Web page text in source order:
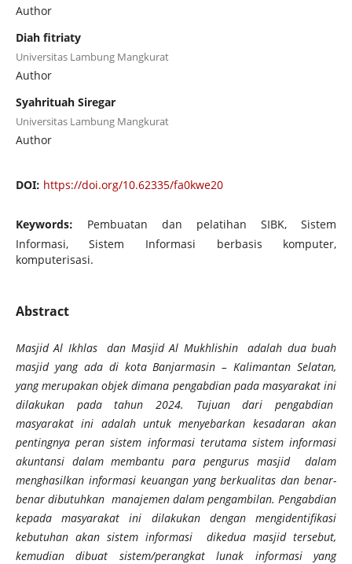
Author
Diah fitriaty
Universitas Lambung Mangkurat
Author
Syahrituah Siregar
Universitas Lambung Mangkurat
Author
DOI: https://doi.org/10.62335/fa0kwe20
Keywords: Pembuatan dan pelatihan SIBK, Sistem
Informasi, Sistem Informasi berbasis komputer,
komputerisasi.
Abstract
Masjid Al Ikhlas dan Masjid Al Mukhlishin adalah dua buah
masjid yang ada di kota Banjarmasin – Kalimantan Selatan,
yang merupakan objek dimana pengabdian pada masyarakat ini
dilakukan pada tahun 2024. Tujuan dari pengabdian
masyarakat ini adalah untuk menyebarkan kesadaran akan
pentingnya peran sistem informasi terutama sistem informasi
akuntansi dalam membantu para pengurus masjid dalam
menghasilkan informasi keuangan yang berkualitas dan benar-
benar dibutuhkan manajemen dalam pengambilan. Pengabdian
kepada masyarakat ini dilakukan dengan mengidentifikasi
kebutuhan akan sistem informasi dikedua masjid tersebut,
kemudian dibuat sistem/perangkat lunak informasi yang